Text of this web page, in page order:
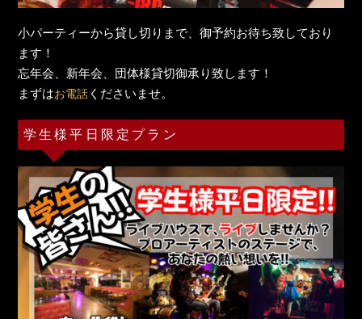
小パーティーから貸し切りまで、御予約お待ち致しており
ます！
忘年会、新年会、団体様貸切御承り致します！
まずはお電話 くださいませ。
学生様平日限定プラン